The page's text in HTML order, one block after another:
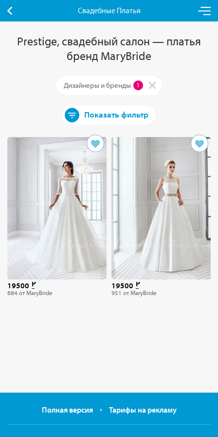
Свадебные Платья
Prestige, свадебный салон — платья
бренд MaryBride
Дизайнеры и бренды 1
Показать фильтр
19500
884 от MaryBride
19500
951 от MaryBride
Полная версия Тарифы на рекламу